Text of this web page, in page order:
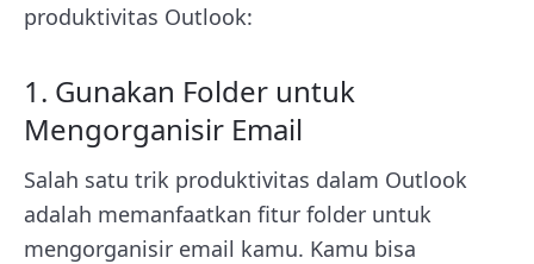
produktivitas Outlook:
1. Gunakan Folder untuk
Mengorganisir Email
Salah satu trik produktivitas dalam Outlook
adalah memanfaatkan fitur folder untuk
mengorganisir email kamu. Kamu bisa